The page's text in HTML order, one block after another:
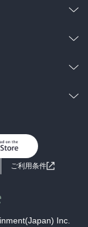
ノベ
せ
ご利用条件
Inc.